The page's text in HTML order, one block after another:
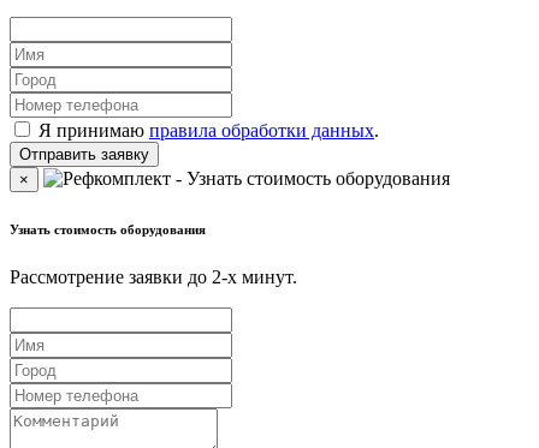
Я принимаю правила обработки данных.
×
Узнать стоимость оборудования
Рассмотрение заявки до 2-x минут.